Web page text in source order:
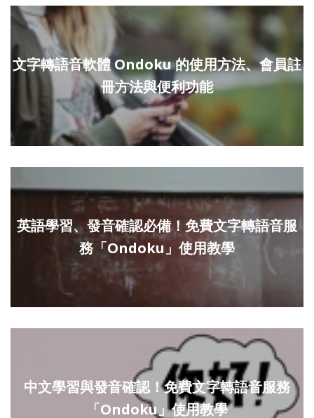
文字轉語音軟體 Ondoku 的使用方法、會員註
冊方法與便利功能
英語學習、發音確認必備！免費文字轉語音服
務「Ondoku」使用教學
中文學習與發音確認！免費文字轉語音服務
「Ondoku」使用教學